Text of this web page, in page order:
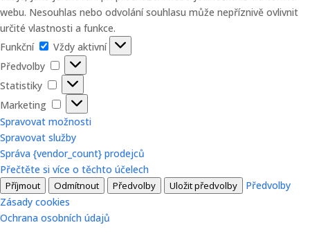
webu. Nesouhlas nebo odvolání souhlasu může nepříznivě ovlivnit
určité vlastnosti a funkce.
Funkční
Funkční
Vždy aktivní
Předvolby
Předvolby
Statistiky
Statistiky
Marketing
Marketing
Spravovat možnosti
Spravovat služby
Správa {vendor_count} prodejců
Přečtěte si více o těchto účelech
Příjmout Odmítnout Předvolby Uložit předvolby
Předvolby
Zásady cookies
Ochrana osobních údajů